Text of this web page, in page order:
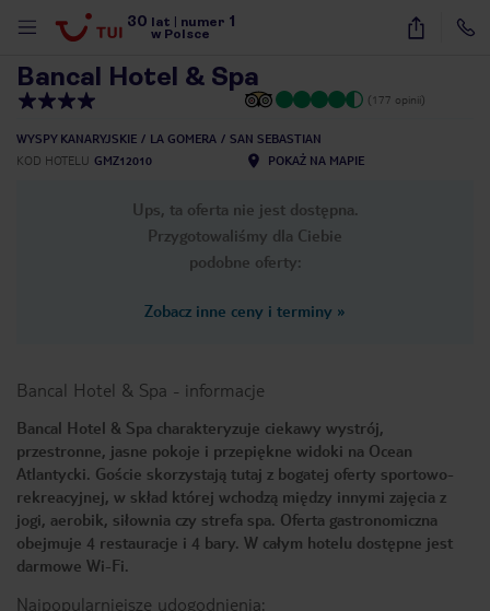
30 lat numer 1
w Polsce
24
Bancal Hotel & Spa
(177 opinii)
WYSPY KANARYJSKIE LA GOMERA
SAN SEBASTIAN
KOD HOTELU GMZ12010 POKAŻ NA MAPIE
Ups, ta oferta nie jest dostępna.
Przygotowaliśmy dla Ciebie
podobne oferty:
Zobacz inne ceny i terminy »
Bancal Hotel & Spa - informacje
Bancal Hotel & Spa charakteryzuje ciekawy wystrój,
przestronne, jasne pokoje i przepiękne widoki na Ocean
Atlantycki. Goście skorzystają tutaj z bogatej oferty sportowo-
rekreacyjnej, w skład której wchodzą między innymi zajęcia z
jogi, aerobik, siłownia czy strefa spa. Oferta gastronomiczna
obejmuje 4 restauracje i 4 bary. W całym hotelu dostępne jest
darmowe Wi-Fi.
Najpopularniejsze udogodnienia: